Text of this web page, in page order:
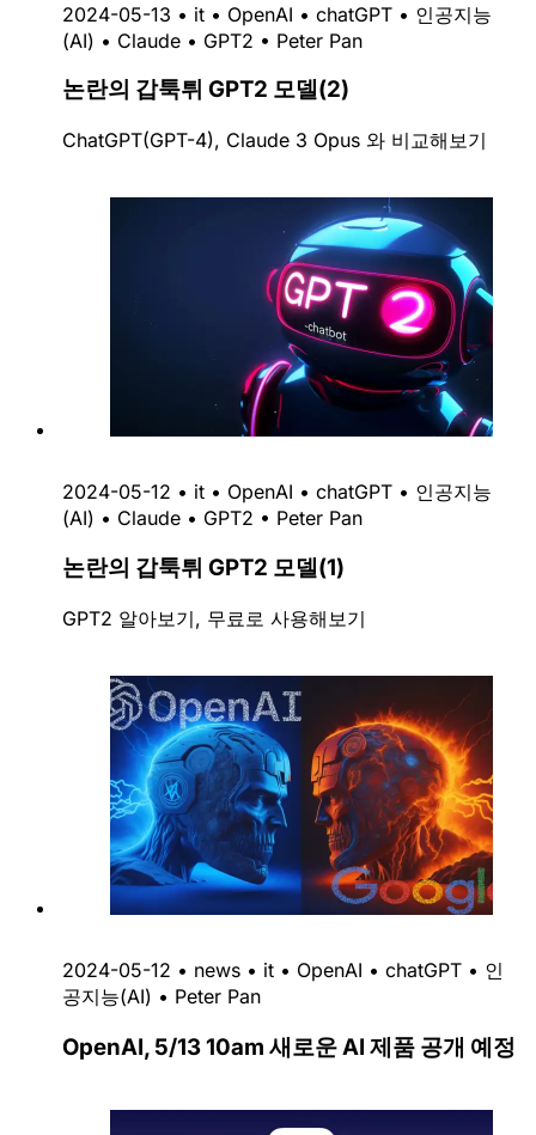
2024-05-13 • it • OpenAI • chatGPT • 인공지능
(AI) • Claude • GPT2 • Peter Pan
논란의 갑툭튀 GPT2 모델(2)
ChatGPT(GPT-4), Claude 3 Opus 와 비교해보기
2024-05-12 • it • OpenAI • chatGPT • 인공지능
(AI) • Claude • GPT2 • Peter Pan
논란의 갑툭튀 GPT2 모델(1)
GPT2 알아보기, 무료로 사용해보기
2024-05-12 • news • it • OpenAI • chatGPT • 인
공지능(AI) • Peter Pan
OpenAI, 5/13 10am 새로운 AI 제품 공개 예정